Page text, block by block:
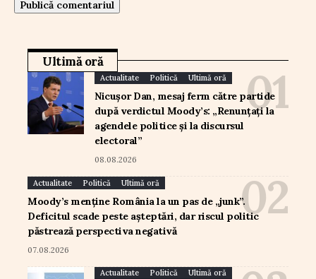
Ultimă oră
Actualitate Politică Ultimă oră
Nicușor Dan, mesaj ferm către partide
după verdictul Moody’s: „Renunțați la
agendele politice și la discursul
electoral”
08.08.2026
Actualitate Politică Ultimă oră
Moody’s menține România la un pas de „junk”.
Deficitul scade peste așteptări, dar riscul politic
păstrează perspectiva negativă
07.08.2026
Actualitate Politică Ultimă oră